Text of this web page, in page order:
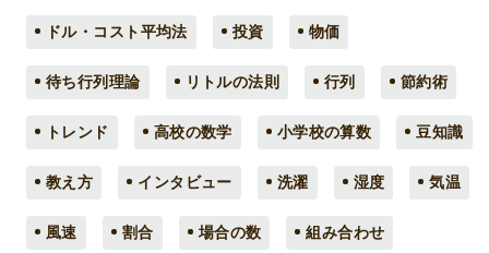
ドル・コスト平均法 投資 物価
待ち行列理論 リトルの法則 行列 節約術
トレンド 高校の数学 小学校の算数 豆知識
教え方 インタビュー 洗濯 湿度 気温
風速 割合 場合の数 組み合わせ